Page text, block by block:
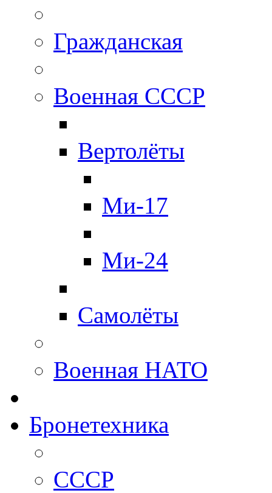
Гражданская
Военная СССР
Вертолёты
Ми-17
Ми-24
Самолёты
Военная НАТО
Бронетехника
СССР